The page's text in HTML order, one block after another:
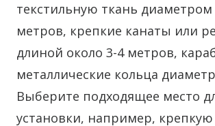
текстильную ткань
метров, крепкие канаты или
длиной около 3-4 метров,
металлические кольца
Выберите подходящее место
установки, например, крепкую